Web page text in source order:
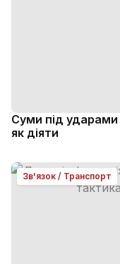
Суми під ударами
як діяти
Зв'язок / Транспорт